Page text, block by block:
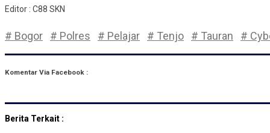
Editor : C88 SKN
# Bogor # Polres # Pelajar # Tenjo # Tauran #
Komentar Via Facebook :
Berita Terkait :